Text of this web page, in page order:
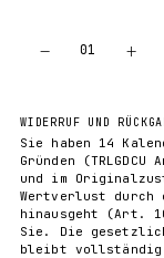
− 01 +
WIDERRUF UND
Sie haben 14
Gründen
und im
Wertverlust durch
hinausgeht (Art.
Sie. Die
bleibt vollständig